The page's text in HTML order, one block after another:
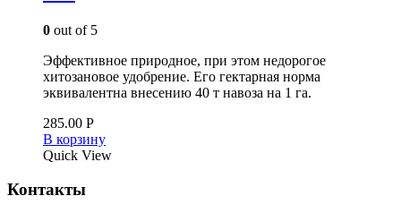
0 out of 5
Эффективное природное, при этом недорогое
хитозановое удобрение. Его гектарная норма
эквивалентна внесению 40 т навоза на 1 га.
285.00 Р
В корзину
Quick View
Контакты